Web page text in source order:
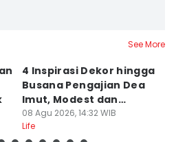
See More
4 Inspirasi Dekor hingga
Busana Pengajian Dea
Imut, Modest dan
Anggun!
08 Agu 2026, 14:32 WIB
Life